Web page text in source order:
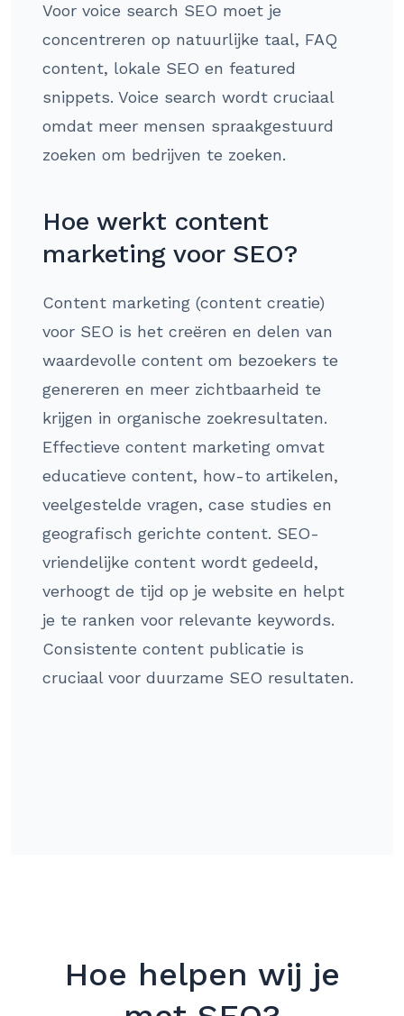
Voor voice search SEO moet je
concentreren op natuurlijke taal, FAQ
content, lokale SEO en featured
snippets. Voice search wordt cruciaal
omdat meer mensen spraakgestuurd
zoeken om bedrijven te zoeken.
Hoe werkt content
marketing voor SEO?
Content marketing (content creatie)
voor SEO is het creëren en delen van
waardevolle content om bezoekers te
genereren en meer zichtbaarheid te
krijgen in organische zoekresultaten.
Effectieve content marketing omvat
educatieve content, how-to artikelen,
veelgestelde vragen, case studies en
geografisch gerichte content. SEO-
vriendelijke content wordt gedeeld,
verhoogt de tijd op je website en helpt
je te ranken voor relevante keywords.
Consistente content publicatie is
cruciaal voor duurzame SEO resultaten.
Hoe helpen wij je